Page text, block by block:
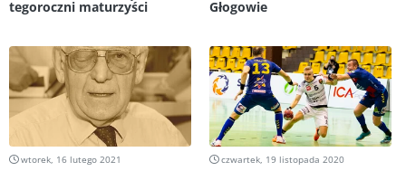
tegoroczni maturzyści
Głogowie
wtorek, 16 lutego 2021 czwartek, 19 listopada 2020